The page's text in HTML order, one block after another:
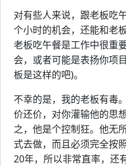
对有些人来说，跟老板吃
个小时的机会，还能和老
老板吃午餐是工作中很重
会，或者可能是表扬你项
板是这样的吧)。
不幸的是，我的老板有毒
价还价，对你灌输他的思
之，他是个控制狂。他无
式去做，而且必须完全按
20年，所以非常直率，还